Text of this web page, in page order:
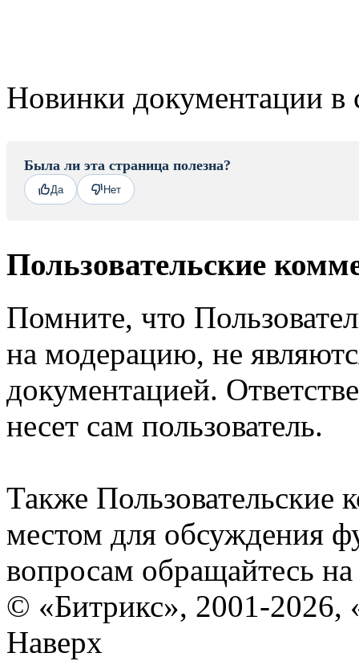
Новинки документации в
Была ли эта страница полезна?
Да Нет
Пользовательские
Помните, что
на модерацию, не
документацией.
несет сам пользователь.
Также Пользовательские
местом для обсуждения
вопросам обращайтесь
© «Битрикс», 2001-2026,
Наверх